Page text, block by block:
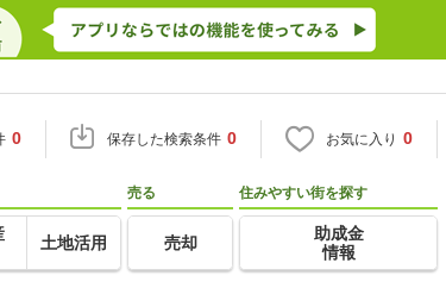
0 保存した検索条件 0 お気に入り 0
土地活用
売る
売却
住みやすい街を探す
助成金
情報